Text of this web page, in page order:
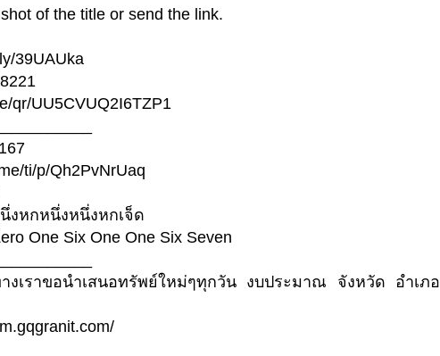
of the title or send the link.
39UAUka
qr/UU5CVUQ2I6TZP1
ti/p/Qh2PvNrUaq
งหกหนึ่งหนึ่งหกเจ็ด
One Six One One Six Seven
งเราขอนำเสนอทรัพย์ใหม่ๆทุกวัน งบประมาณ จังหวัด อำเภอ